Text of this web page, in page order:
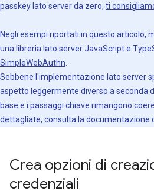
passkey lato server da zero, ti
Negli esempi riportati in questo articolo,
una libreria lato server JavaScript e
SimpleWebAuthn.
Sebbene l'implementazione lato server
aspetto leggermente diverso a seconda
base e i passaggi chiave rimangono
dettagliate, consulta la documentazione
Crea opzioni di
credenziali